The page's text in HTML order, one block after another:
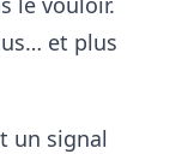
et plus
un signal